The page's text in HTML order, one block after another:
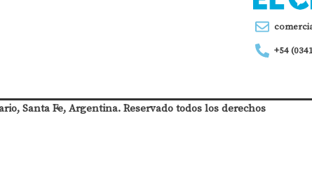
+54
Santa Fe, Argentina. Reservado todos los derechos